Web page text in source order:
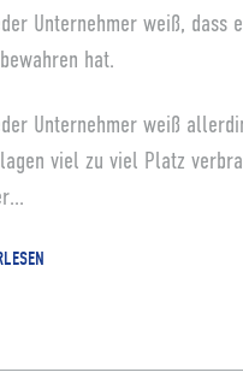
Unternehmer weiß, dass
hat.
Unternehmer weiß
viel zu viel Platz